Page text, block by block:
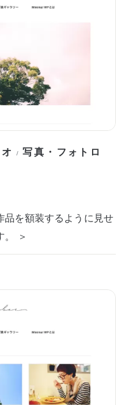
/写真・フォトロ
品を額装するように見せ
。 ＞